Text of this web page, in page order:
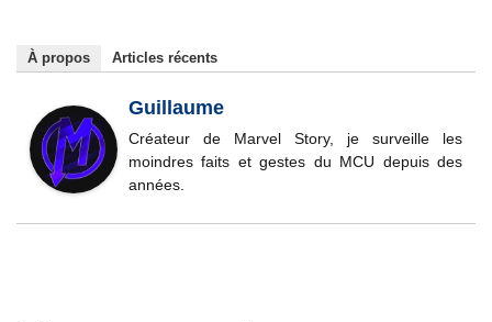
À propos Articles récents
Guillaume
Créateur de Marvel Story, je surveille les
moindres faits et gestes du MCU depuis des
années.